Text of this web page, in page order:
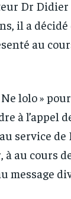
Dr
il a
au
lolo »
à l’appel
service
à au cours
message